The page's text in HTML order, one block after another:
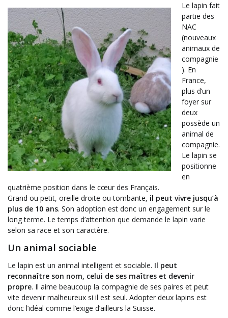
Le lapin fait
partie des
NAC
(nouveaux
animaux de
compagnie
). En
France,
plus d’un
foyer sur
deux
possède un
animal de
compagnie.
Le lapin se
positionne
en
quatrième position dans le cœur des Français.
Grand ou petit, oreille droite ou tombante, il peut vivre jusqu’à
plus de 10 ans. Son adoption est donc un engagement sur le
long terme. Le temps d’attention que demande le lapin varie
selon sa race et son caractère.
Un animal sociable
Le lapin est un animal intelligent et sociable. Il peut
reconnaître son nom, celui de ses maîtres et devenir
propre. Il aime beaucoup la compagnie de ses paires et peut
vite devenir malheureux si il est seul. Adopter deux lapins est
donc l’idéal comme l’exige d’ailleurs la Suisse.